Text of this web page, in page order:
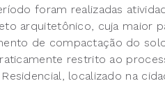
foram realizadas
arquitetônico, cuja maior
de compactação do
restrito ao
localizado na